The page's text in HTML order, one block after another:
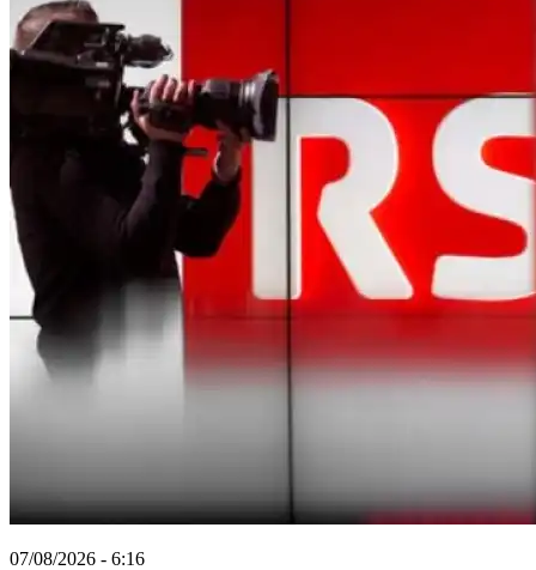
07/08/2026 - 6:16